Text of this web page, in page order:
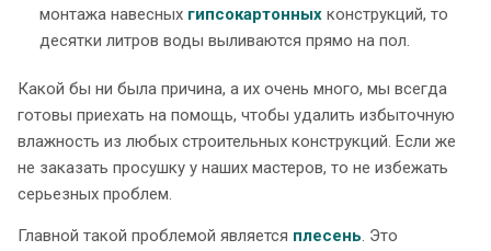
монтажа навесных гипсокартонных конструкций, то
десятки литров воды выливаются прямо на пол.
Какой бы ни была причина, а их очень много, мы всегда
готовы приехать на помощь, чтобы удалить избыточную
влажность из любых строительных конструкций. Если же
не заказать просушку у наших мастеров, то не избежать
серьезных проблем.
Главной такой проблемой является плесень. Это